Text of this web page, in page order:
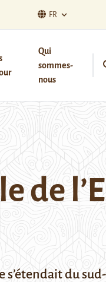
FR
Qui
sommes-
nous
de
s’étendait du